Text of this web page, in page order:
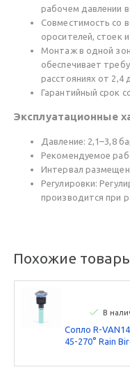
рабочем давлении
Совместимость со
оросителей, стоек
Монтаж в одной
обеспечивает
расстояниях от 2,4
Гарантийный срок
Эксплуатационные
Давление: 2,1–3,8
Рекомендуемое
Интервал
Регулировки:
производится при
Похожие
В
Сопло R-VAN14
45-270° Rain